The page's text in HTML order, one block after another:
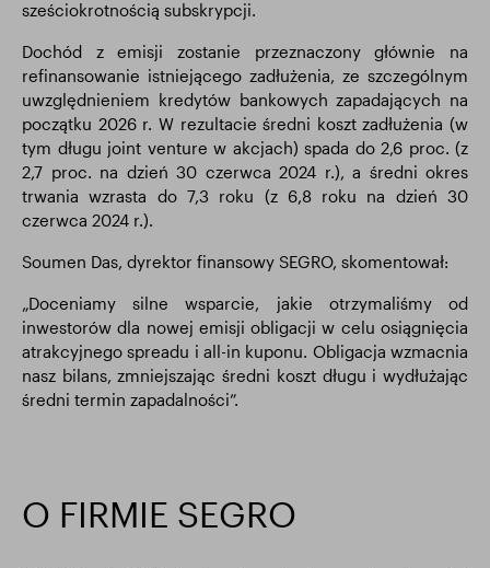
sześciokrotnością subskrypcji.
Dochód z emisji zostanie przeznaczony głównie na
refinansowanie istniejącego zadłużenia, ze szczególnym
uwzględnieniem kredytów bankowych zapadających na
początku 2026 r. W rezultacie średni koszt zadłużenia (w
tym długu joint venture w akcjach) spada do 2,6 proc. (z
2,7 proc. na dzień 30 czerwca 2024 r.), a średni okres
trwania wzrasta do 7,3 roku (z 6,8 roku na dzień 30
czerwca 2024 r.).
Soumen Das, dyrektor finansowy SEGRO, skomentował:
„Doceniamy silne wsparcie, jakie otrzymaliśmy od
inwestorów dla nowej emisji obligacji w celu osiągnięcia
atrakcyjnego spreadu i all-in kuponu. Obligacja wzmacnia
nasz bilans, zmniejszając średni koszt długu i wydłużając
średni termin zapadalności”.
O FIRMIE SEGRO